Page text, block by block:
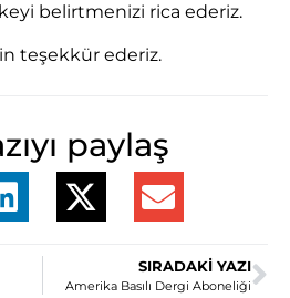
belirtmenizi rica ederiz.
teşekkür ederiz.
paylaş
SIRADAKI YAZI
Amerika Basılı Dergi Aboneliği